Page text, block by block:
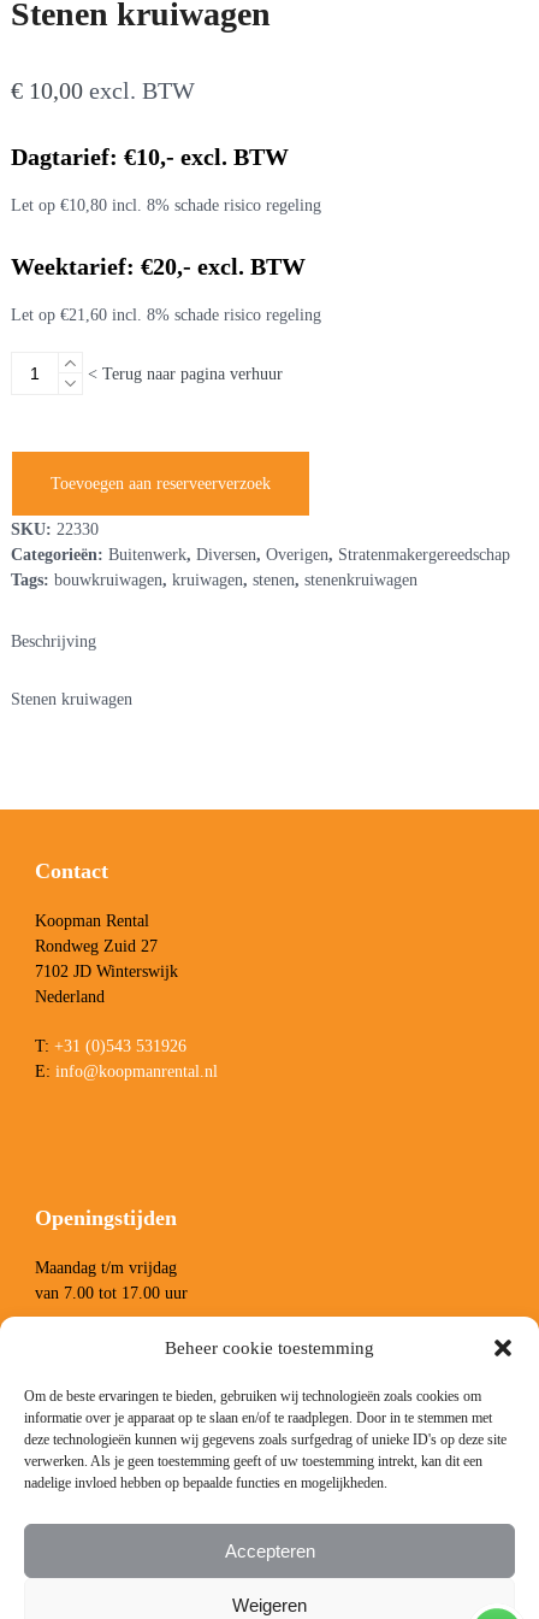
Beheer cookie toestemming
Om de beste ervaringen te bieden, gebruiken wij technologieën zoals cookies om
informatie over je apparaat op te slaan en/of te raadplegen. Door in te stemmen met
deze technologieën kunnen wij gegevens zoals surfgedrag of unieke ID's op deze site
verwerken. Als je geen toestemming geeft of uw toestemming intrekt, kan dit een
nadelige invloed hebben op bepaalde functies en mogelijkheden.
Accepteren
Weigeren
Stenen kruiwagen
€10,00excl. BTW
Dagtarief: €10,- excl. BTW
Let op €10,80 incl. 8% schade risico regeling
Weektarief: €20,- excl. BTW
Let op €21,60 incl. 8% schade risico regeling
Stenen
kruiwagen
< Terug naar pagina verhuur
Toevoegen aan reserveerverzoek
SKU: 22330
Categorieën: Buitenwerk, Diversen, Overigen, Stratenmakergereedschap
Tags: bouwkruiwagen, kruiwagen, stenen, stenenkruiwagen
Beschrijving
Stenen kruiwagen
Contact
Koopman Rental
Rondweg Zuid 27
7102 JD Winterswijk
Nederland
T: +31 (0)543 531926
E: info@koopmanrental.nl
Openingstijden
Maandag t/m vrijdag
van 7.00 tot 17.00 uur
Zaterdag van 8.00 tot 13.00 uur
Volg ons
YouTube